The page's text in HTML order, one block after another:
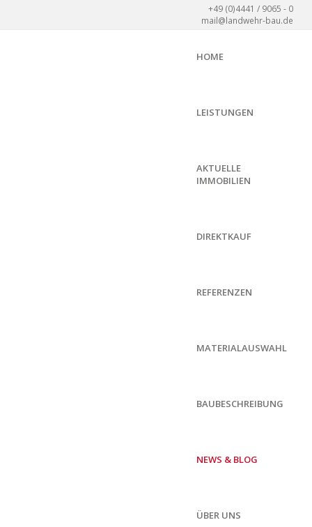
+49 (0)4441 / 9065 - 0
mail@landwehr-bau.de
HOME
LEISTUNGEN
AKTUELLE
IMMOBILIEN
DIREKTKAUF
REFERENZEN
MATERIALAUSWAHL
BAUBESCHREIBUNG
NEWS & BLOG
ÜBER UNS